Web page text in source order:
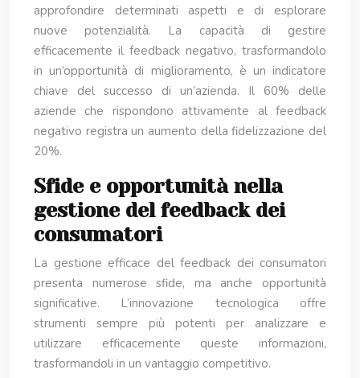
approfondire determinati aspetti e di esplorare
nuove potenzialità. La capacità di gestire
efficacemente il feedback negativo, trasformandolo
in un’opportunità di miglioramento, è un indicatore
chiave del successo di un’azienda. Il 60% delle
aziende che rispondono attivamente al feedback
negativo registra un aumento della fidelizzazione del
20%.
Sfide e opportunità nella
gestione del feedback dei
consumatori
La gestione efficace del feedback dei consumatori
presenta numerose sfide, ma anche opportunità
significative. L’innovazione tecnologica offre
strumenti sempre più potenti per analizzare e
utilizzare efficacemente queste informazioni,
trasformandoli in un vantaggio competitivo.